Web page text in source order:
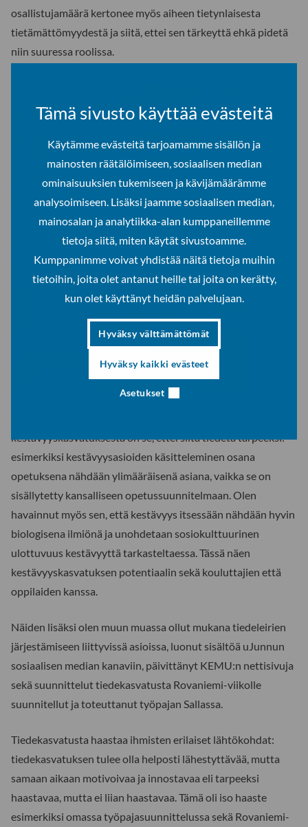
Tämä sivusto käyttää evästeitä
Käytämme evästeitä tarjoamamme sisällön ja
mainosten räätälöimiseen, sosiaalisen median
ominaisuuksien tukemiseen ja kävijämäärämme
analysoimiseen. Lisäksi jaamme sosiaalisen median,
mainosalan ja analytiikka-alan kumppaneillemme
tietoja siitä, miten käytät sivustoamme.
Kumppanimme voivat yhdistää näitä tietoja muihin
tietoihin, joita olet antanut heille tai joita on kerätty,
kun olet käyttänyt heidän palvelujaan.
Hyväksy välttämättömät
Hyväksy kaikki evästeet
Asetukset
osallistujamäärä kertonee myös aiheen tietynlaisesta
tietämättömyydestä ja siitä, ettei sen tärkeyttä ehkä pidetä
niin suuressa roolissa.
kestävyyskasvatuksesta on se, ettei siitä tiedetä tarpeeksi:
esimerkiksi kestävyysasioiden käsitteleminen osana
opetuksena nähdään ylimääräisenä asiana, vaikka se on
sisällytetty kansalliseen opetussuunnitelmaan. Olen
havainnut myös sen, että kestävyys itsessään nähdään hyvin
biologisena ilmiönä ja unohdetaan sosiokulttuurinen
ulottuvuus kestävyyttä tarkasteltaessa. Tässä näen
kestävyyskasvatuksen potentiaalin sekä kouluttajien että
oppilaiden kanssa.
Näiden lisäksi olen muun muassa ollut mukana tiedeleirien
järjestämiseen liittyvissä asioissa, luonut sisältöä uJunnun
sosiaalisen median kanaviin, päivittänyt KEMU:n nettisivuja
sekä suunnittelut tiedekasvatusta Rovaniemi-viikolle
suunnitellut ja toteuttanut työpajan Sallassa.
Tiedekasvatusta haastaa ihmisten erilaiset lähtökohdat:
tiedekasvatuksen tulee olla helposti lähestyttävää, mutta
samaan aikaan motivoivaa ja innostavaa eli tarpeeksi
haastavaa, mutta ei liian haastavaa. Tämä oli iso haaste
esimerkiksi omassa työpajasuunnittelussa sekä Rovaniemi-